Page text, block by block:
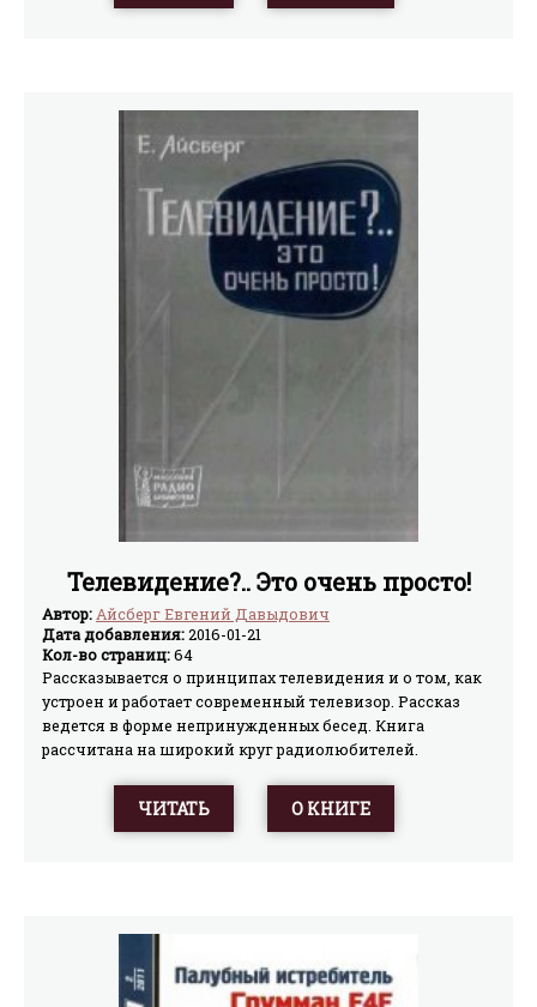
перспективах. В книге разобраны 70 задач, приведена
программа решения изобретательских задач АРИЗ-77 и
необходимые для ее использования материалы. Книга
рассчитана на широкий круг читателей, в первую
очередь на инженеров, разработчиков новой техники,
изобретателей, студентов технических вузов. На
изобретательских примерах рассмотрены и вопросы
управления творческим процессом вообще, поэтому
представляет для научных работников и
исследователей в области кибернетики,
Телевидение?.. Это очень просто!
Автор:Айсберг Евгений Давыдович
Дата добавления:2016-01-21
Кол-во страниц:64
Рассказывается о принципах телевидения и о том, как
устроен и работает современный телевизор. Рассказ
ведется в форме непринужденных бесед. Книга
рассчитана на широкий круг радиолюбителей.
ЧИТАТЬ О КНИГЕ